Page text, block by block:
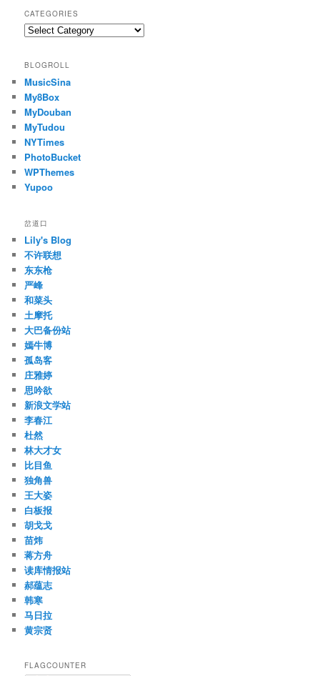
CATEGORIES
Categories
BLOGROLL
MusicSina
My8Box
MyDouban
MyTudou
NYTimes
PhotoBucket
WPThemes
Yupoo
岔道口
Lily's Blog
不许联想
东东枪
严峰
和菜头
土摩托
大巴备份站
嫣牛博
孤岛客
庄雅婷
思吟欲
新浪文学站
李春江
杜然
林大才女
比目鱼
独角兽
王大姿
白板报
胡戈戈
苗炜
蒋方舟
读库情报站
郝蕴志
韩寒
马日拉
黄宗贤
FLAGCOUNTER